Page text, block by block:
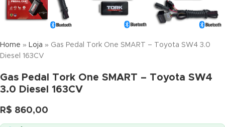
Home » Loja » Gas Pedal Tork One SMART – Toyota SW4 3.0
Diesel 163CV
Gas Pedal Tork One SMART – Toyota SW4
3.0 Diesel 163CV
R$ 860,00